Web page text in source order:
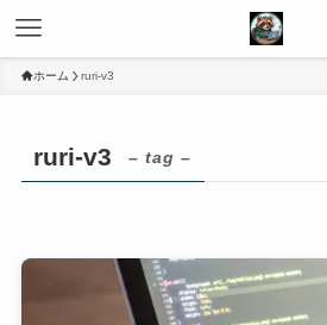
ホーム ruri-v3
ruri-v3 – tag –